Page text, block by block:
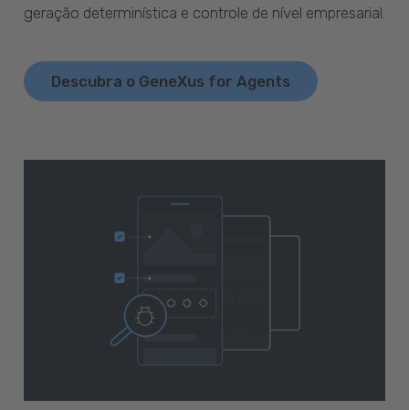
geração determinística e controle de nível empresarial.
Descubra o GeneXus for Agents